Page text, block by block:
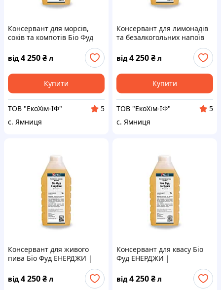
Консервант для морсів,
соків та компотів Біо Фуд
від 4 250₴ л
Купити
ТОВ "ЕкоХім-ІФ"
5
с. Ямниця
Консервант для лимонадів
та безалкогольних напоїв
Біо Фуд ЕНЕРДЖИ | 1 літр
від 4 250₴ л
Купити
ТОВ "ЕкоХім-ІФ"
5
с. Ямниця
Консервант для живого
пива Біо Фуд ЕНЕРДЖИ |
подовження терміну
придатності | 1 літр
від 4 250₴ л
Консервант для квасу Біо
Фуд ЕНЕРДЖИ |
придатності продуктів
бродіння | 1 літр
від 4 250₴ л